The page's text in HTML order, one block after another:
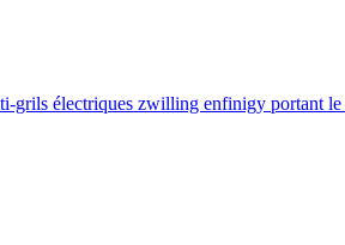
grils électriques zwilling enfinigy portant